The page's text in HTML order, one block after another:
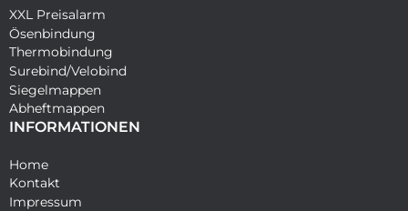
XXL Preisalarm
Ösenbindung
Thermobindung
Surebind/Velobind
Siegelmappen
Abheftmappen
INFORMATIONEN
Home
Kontakt
Impressum